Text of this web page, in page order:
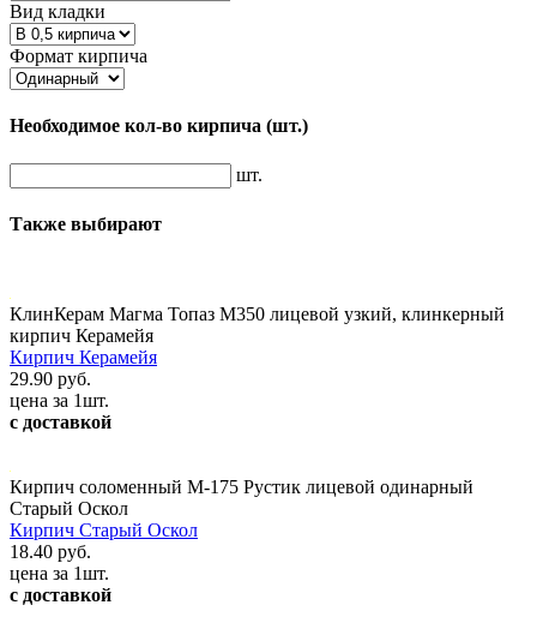
Вид кладки
Формат кирпича
Необходимое кол-во кирпича (шт.)
шт.
Также выбирают
КлинКерам Магма Топаз М350 лицевой узкий, клинкерный
кирпич Керамейя
Кирпич Керамейя
29.90 руб.
цена за 1шт.
с доставкой
Кирпич соломенный М-175 Рустик лицевой одинарный
Старый Оскол
Кирпич Старый Оскол
18.40 руб.
цена за 1шт.
с доставкой